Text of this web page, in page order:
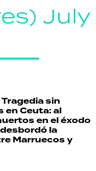
July
Tragedia sin
en Ceuta: al
en el éxodo
la
Marruecos y